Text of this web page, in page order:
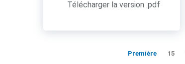
Télécharger la version .pdf
Première 15